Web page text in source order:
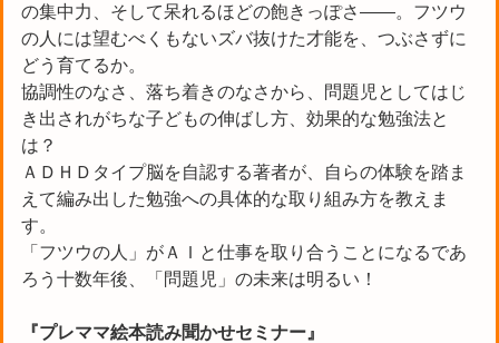
の集中力、そして呆れるほどの飽きっぽさ――。フツウ
の人には望むべくもないズバ抜けた才能を、つぶさずに
どう育てるか。
協調性のなさ、落ち着きのなさから、問題児としてはじ
き出されがちな子どもの伸ばし方、効果的な勉強法と
は？
ＡＤＨＤタイプ脳を自認する著者が、自らの体験を踏ま
えて編み出した勉強への具体的な取り組み方を教えま
す。
「フツウの人」がＡＩと仕事を取り合うことになるであ
ろう十数年後、「問題児」の未来は明るい！
『プレママ絵本読み聞かせセミナー』